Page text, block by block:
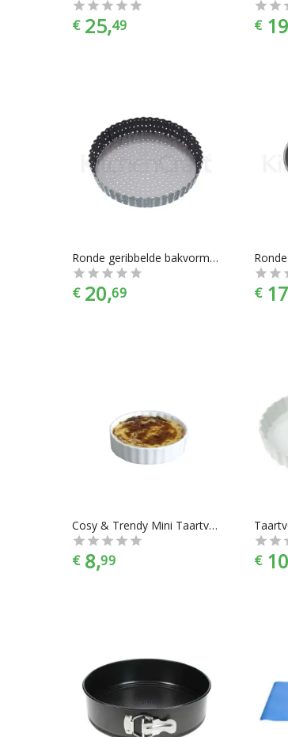
€ 25,49 €
Ronde geribbelde bakvorm Geperforeerd met losse bodem, 25 cm - Masterclass
€ 20,69 €
Cosy & Trendy Mini Taartvorm Ø 12 cm - 4 Stuks
€ 8,99 €